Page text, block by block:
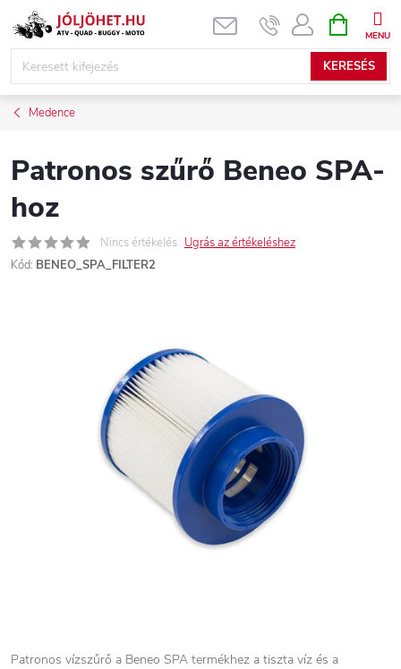
Ugrás
KERESÉS
KOSÁR
Medence
Patronos szűrő Beneo SPA-
hoz
Nincs értékelés Ugrás az értékeléshez
Kód: BENEO_SPA_FILTER2
Patronos vízszűrő a Beneo SPA termékhez a tiszta víz és a